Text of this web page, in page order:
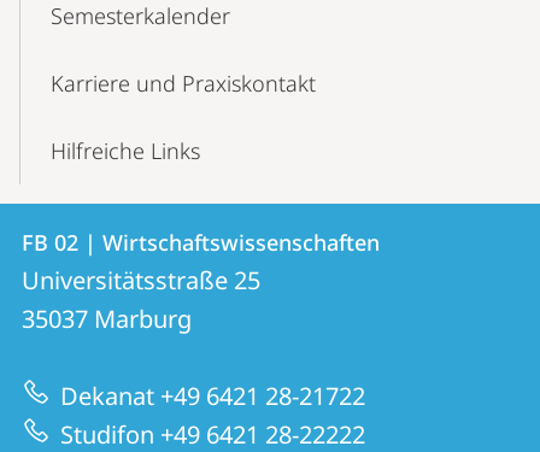
Semesterkalender
Karriere und Praxiskontakt
Hilfreiche Links
Kontakt
und
Informationen
zur
Website
Kontaktinformationen
FB
02
|
Wirtschaftswissenschaften
FB 02 | Wirtschaftswissenschaften
Universitätsstraße 25
35037 Marburg
Dekanat +49 6421 28-21722
Studifon +49 6421 28-22222